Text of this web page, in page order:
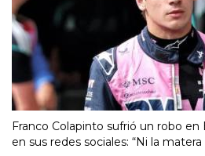
Franco Colapinto sufrió un robo
en sus redes sociales: “Ni la matera